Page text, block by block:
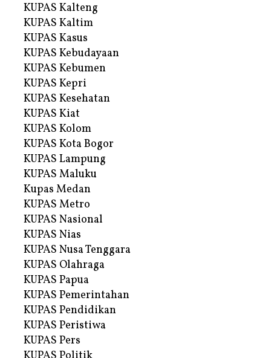
KUPAS Kalteng
KUPAS Kaltim
KUPAS Kasus
KUPAS Kebudayaan
KUPAS Kebumen
KUPAS Kepri
KUPAS Kesehatan
KUPAS Kiat
KUPAS Kolom
KUPAS Kota Bogor
KUPAS Lampung
KUPAS Maluku
Kupas Medan
KUPAS Metro
KUPAS Nasional
KUPAS Nias
KUPAS Nusa Tenggara
KUPAS Olahraga
KUPAS Papua
KUPAS Pemerintahan
KUPAS Pendidikan
KUPAS Peristiwa
KUPAS Pers